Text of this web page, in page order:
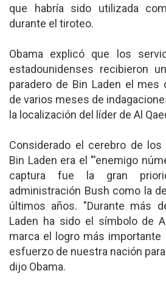
que habría sido utilizada
durante el tiroteo.
Obama explicó que los
estadounidenses recibieron
paradero de Bin Laden el mes
de varios meses de
la localización del líder de Al
Considerado el cerebro de los
Bin Laden era el "'enemigo
captura fue la gran
administración Bush como la
últimos años. "Durante más
Laden ha sido el símbolo de
marca el logro más importante
esfuerzo de nuestra nación para
dijo Obama.